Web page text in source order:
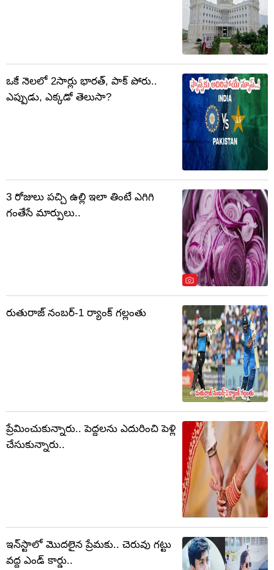
ఒకే నెలలో 2సార్లు భారత్, పాక్ పోరు..
ఎప్పుడు, ఎక్కడో తెలుసా?
3 రోజులు పచ్చి ఉల్లి ఇలా తింటే ఎగిగి
గంతేసే మార్పులు..
రుతురాజ్ నంబర్-1 ర్యాంక్ గల్లంతు
ప్రేమించుకున్నారు.. పెద్దలను ఎదురించి పెళ్లి
చేసుకున్నారు..
ఇన్‌స్టాలో మొదలైన ప్రేమకు.. చెరువు గట్టు
వద్ద ఎండ్ కార్డు..